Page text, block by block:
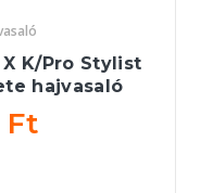
X K/Pro Stylist
hajvasaló
Ft